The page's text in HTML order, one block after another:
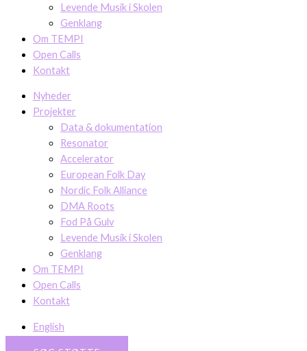
Levende Musik i Skolen
Genklang
Om TEMPI
Open Calls
Kontakt
Nyheder
Projekter
Data & dokumentation
Resonator
Accelerator
European Folk Day
Nordic Folk Alliance
DMA Roots
Fod På Gulv
Levende Musik i Skolen
Genklang
Om TEMPI
Open Calls
Kontakt
English